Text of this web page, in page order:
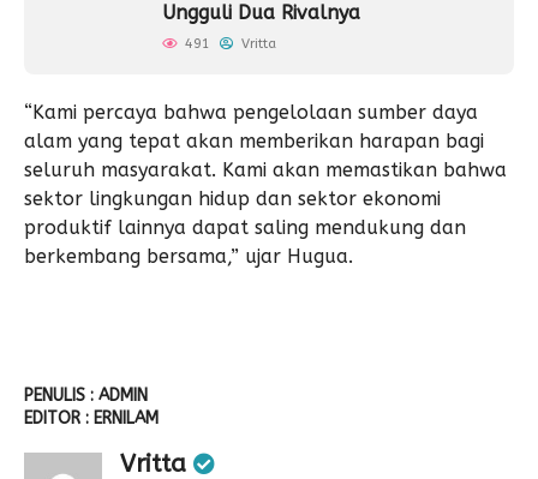
Ungguli Dua Rivalnya
491 Vritta
“Kami percaya bahwa pengelolaan sumber daya
alam yang tepat akan memberikan harapan bagi
seluruh masyarakat. Kami akan memastikan bahwa
sektor lingkungan hidup dan sektor ekonomi
produktif lainnya dapat saling mendukung dan
berkembang bersama,” ujar Hugua.
PENULIS : ADMIN
EDITOR : ERNILAM
Vritta